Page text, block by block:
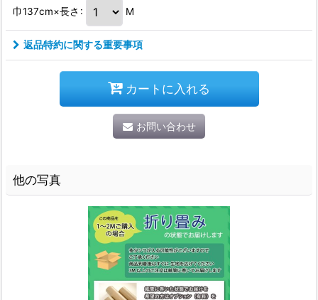
巾137cm×長さ : M
返品特約に関する重要事項
カートに入れる
お問い合わせ
他の写真